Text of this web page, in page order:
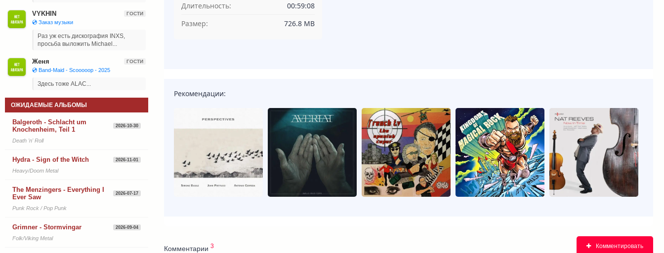
Длительность:
00:59:08
Размер:
726.8 MB
Рекомендации:
Комментарии 3 Комментировать
VYKHIN ГОСТИ
💿 Заказ музыки
Раз уж есть дискография INXS,
просьба выложить Michael...
Женя ГОСТИ
💿 Band-Maid - Scooooop - 2025
Здесь тоже ALAC...
ОЖИДАЕМЫЕ АЛЬБОМЫ
Balgeroth - Schlacht um
Knochenheim, Teil 1
2026-10-30
Death 'n' Roll
Hydra - Sign of the Witch 2026-11-01
Heavy/Doom Metal
The Menzingers - Everything I
Ever Saw
2026-07-17
Punk Rock / Pop Punk
Grimner - Stormvingar 2026-09-04
Folk/Viking Metal